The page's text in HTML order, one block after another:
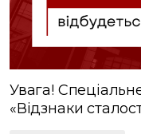
Увага!
«Відзнаки